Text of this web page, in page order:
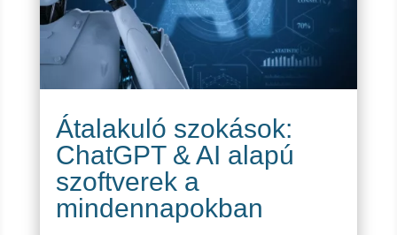
Átalakuló szokások:
ChatGPT & AI alapú
szoftverek a
mindennapokban